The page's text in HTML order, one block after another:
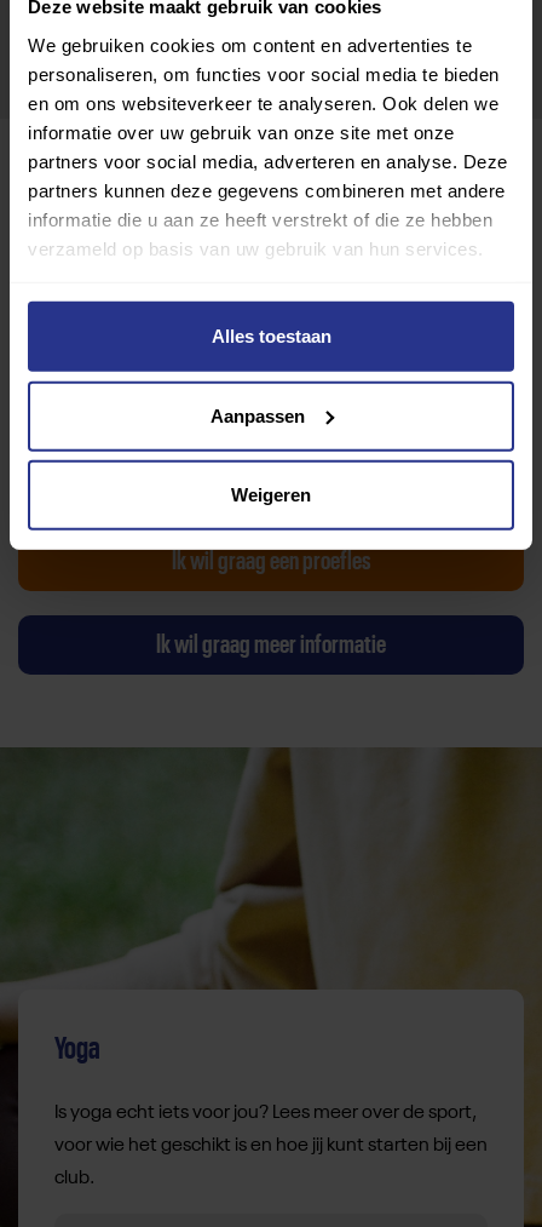
Deze website maakt gebruik van cookies
We gebruiken cookies om content en advertenties te
personaliseren, om functies voor social media te bieden
en om ons websiteverkeer te analyseren. Ook delen we
informatie over uw gebruik van onze site met onze
partners voor social media, adverteren en analyse. Deze
partners kunnen deze gegevens combineren met andere
informatie die u aan ze heeft verstrekt of die ze hebben
verzameld op basis van uw gebruik van hun services.
Alles toestaan
Aanpassen
Weigeren
Beweeg en Leef
Toevoegen als favoriet Delen
Wijziging voorstellen voor deze club? Klik hier
Ik wil graag een proefles
Ik wil graag meer informatie
Yoga
Is yoga echt iets voor jou? Lees meer over de sport,
voor wie het geschikt is en hoe jij kunt starten bij een
club.